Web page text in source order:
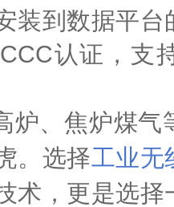
装到数据平
CCC认证，支
炉、焦炉煤气
。选择工业无
术，更是选